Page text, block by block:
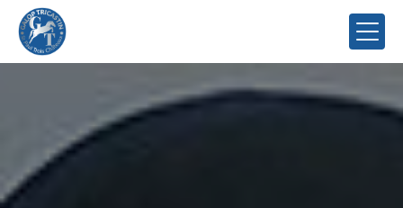
Panneau de gestion des cookies